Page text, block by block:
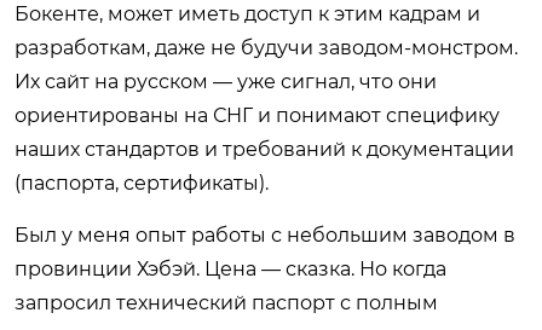
Бокенте, может иметь доступ к этим кадрам и
разработкам, даже не будучи заводом-монстром.
Их сайт на русском — уже сигнал, что они
ориентированы на СНГ и понимают специфику
наших стандартов и требований к документации
(паспорта, сертификаты).
Был у меня опыт работы с небольшим заводом в
провинции Хэбэй. Цена — сказка. Но когда
запросил технический паспорт с полным